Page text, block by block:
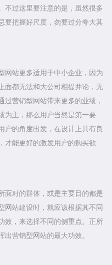
不过这里要注意的是，虽然很多
要把握好尺度，勿要过分夸大其
网站更多适用于中小企业，因为
面都无法和大公司相提并论，无
营销型网站带来更多的业绩，
为主，那么用户当然是第一要
户的角度出发，在设计上具有良
才能更好的激发用户的购买欲
面对的群体，或是主要目的都是
网站建设时，就应该根据其不同
效，来选择不同的侧重点。正所
营销型网站的最大功效。